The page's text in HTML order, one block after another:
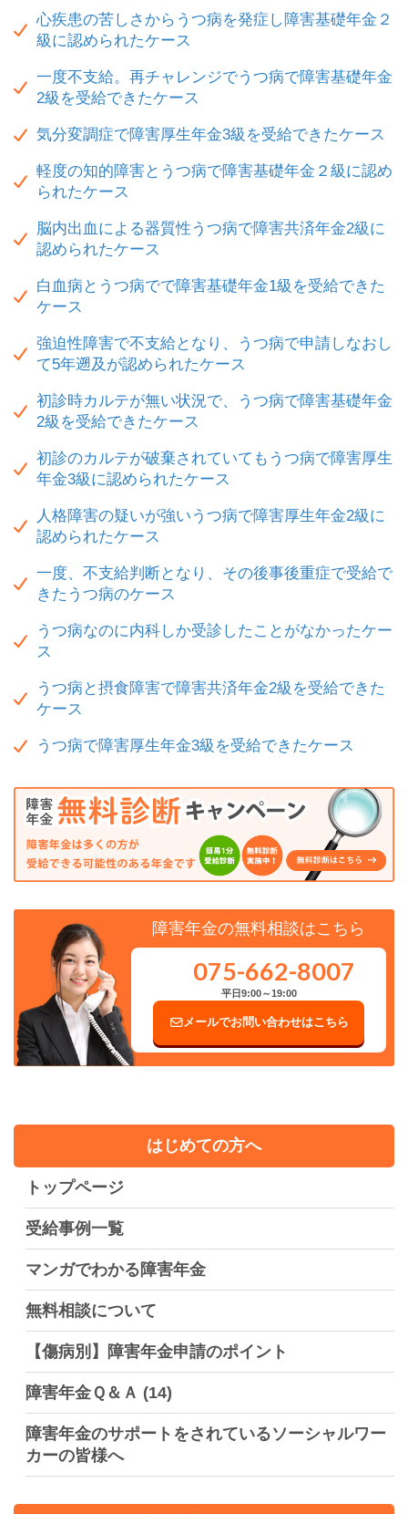
はじめての方へ
トップページ
受給事例一覧
マンガでわかる障害年金
無料相談について
【傷病別】障害年金申請のポイント
障害年金Ｑ＆Ａ (14)
障害年金のサポートをされているソーシャルワー
カーの皆様へ
心疾患の苦しさからうつ病を発症し障害基礎年金２
級に認められたケース
一度不支給。再チャレンジでうつ病で障害基礎年金
2級を受給できたケース
気分変調症で障害厚生年金3級を受給できたケース
軽度の知的障害とうつ病で障害基礎年金２級に認め
られたケース
脳内出血による器質性うつ病で障害共済年金2級に
認められたケース
白血病とうつ病でで障害基礎年金1級を受給できた
ケース
強迫性障害で不支給となり、うつ病で申請しなおし
て5年遡及が認められたケース
初診時カルテが無い状況で、うつ病で障害基礎年金
2級を受給できたケース
初診のカルテが破棄されていてもうつ病で障害厚生
年金3級に認められたケース
人格障害の疑いが強いうつ病で障害厚生年金2級に
認められたケース
一度、不支給判断となり、その後事後重症で受給で
きたうつ病のケース
うつ病なのに内科しか受診したことがなかったケー
ス
うつ病と摂食障害で障害共済年金2級を受給できた
ケース
うつ病で障害厚生年金3級を受給できたケース
障害年金の無料相談はこちら
075-662-8007
平日9:00～19:00
メールでお問い合わせはこちら